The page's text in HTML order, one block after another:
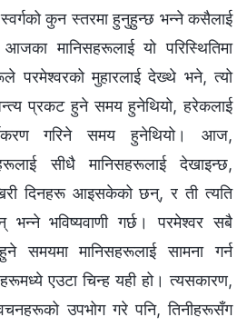
कुन स्तरमा हुनुहुन्छ भन्‍ने कसैलाई
मानिसहरूलाई यो परिस्‍थितिमा
परमेश्‍वरको मुहारलाई देख्थे भने, त्यो
प्रकट हुने समय हुनेथियो, हरेकलाई
गरिने समय हुनेथियो। आज,
सीधै मानिसहरूलाई देखाइन्छ,
दिनहरू आइसकेको छन्, र ती त्यति
भविष्यवाणी गर्छ। परमेश्‍वर सबै
समयमा मानिसहरूलाई सामना गर्न
एउटा चिन्‍ह यही हो। त्यसकारण,
उपभोग गरे पनि, तिनीहरूसँग